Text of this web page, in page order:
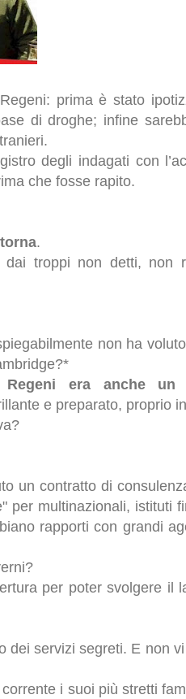
prima è stato
di droghe; infine
degli indagati con
che fosse rapito.
.
dai troppi non detti, non
non ha
Regeni era anche un
e preparato, proprio
un contratto di
per multinazionali, istituti
rapporti con grandi
per poter svolgere il
dei servizi segreti. E non
i suoi più stretti